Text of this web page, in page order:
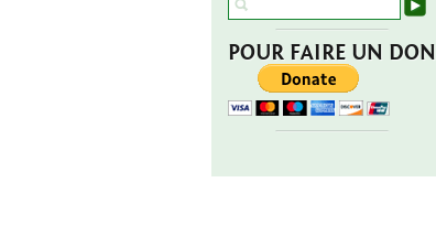
POUR FAIRE UN DON